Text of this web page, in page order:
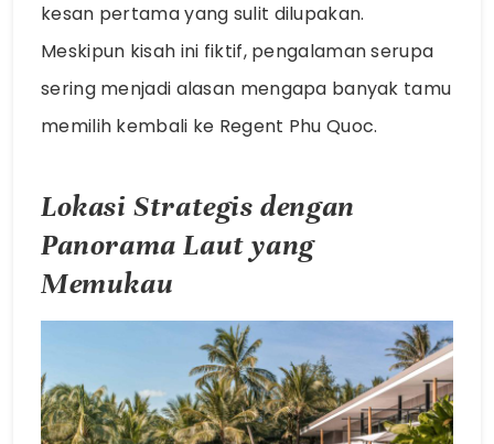
kesan pertama yang sulit dilupakan.
Meskipun kisah ini fiktif, pengalaman serupa
sering menjadi alasan mengapa banyak tamu
memilih kembali ke Regent Phu Quoc.
Lokasi Strategis dengan
Panorama Laut yang
Memukau